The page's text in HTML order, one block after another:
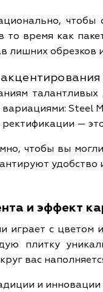
то время как
лишних обрезков
Steel
—
чтобы вы
удобство
и эффект
играет с цветом
плитку
вас
и инновации